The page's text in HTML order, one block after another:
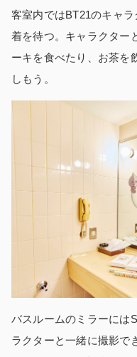
客室内ではBT21のキャ
着を待つ。キャラクター
ーキを食べたり、お茶
しもう。
バスルームのミラーには
ラクターと一緒に撮影で